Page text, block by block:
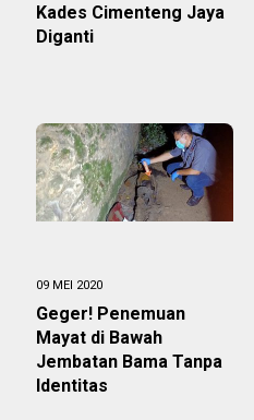
Kades Cimenteng Jaya
Diganti
09 MEI 2020
Geger! Penemuan
Mayat di Bawah
Jembatan Bama Tanpa
Identitas